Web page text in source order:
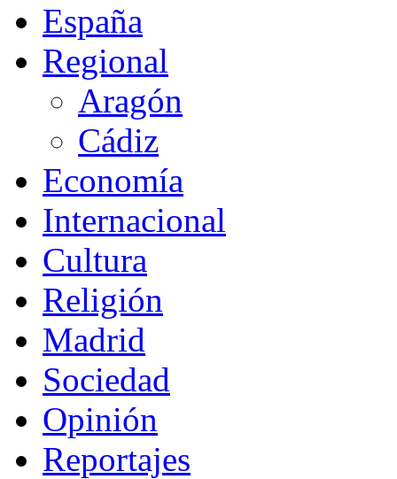
España
Regional
Aragón
Cádiz
Economía
Internacional
Cultura
Religión
Madrid
Sociedad
Opinión
Reportajes